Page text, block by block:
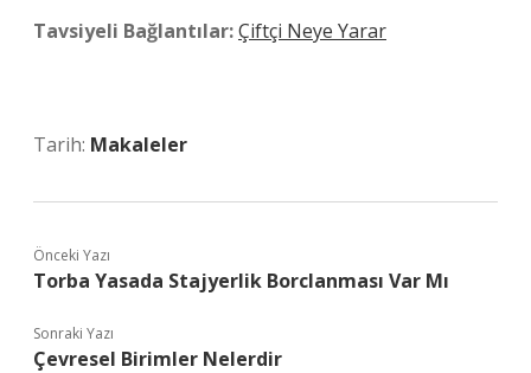
Tavsiyeli Bağlantılar:Çiftçi Neye Yarar
Tarih: Makaleler
Önceki Yazı
Torba Yasada Stajyerlik Borclanması Var Mı
Sonraki Yazı
Çevresel Birimler Nelerdir